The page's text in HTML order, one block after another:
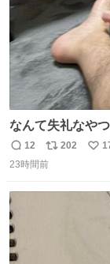
なんて失礼なやつ
返
信
12
リ
ポ
202
い
23時間前